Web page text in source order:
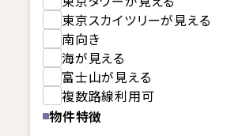
東京スカイツリーが見える
南向き
海が見える
富士山が見える
複数路線利用可
物件特徴